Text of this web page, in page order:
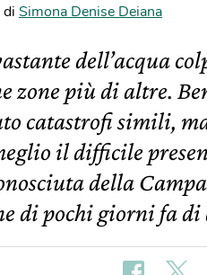
di Simona Denise Deiana
dell’acqua
zone più di altre.
catastrofi simili,
il difficile
della
di pochi giorni fa